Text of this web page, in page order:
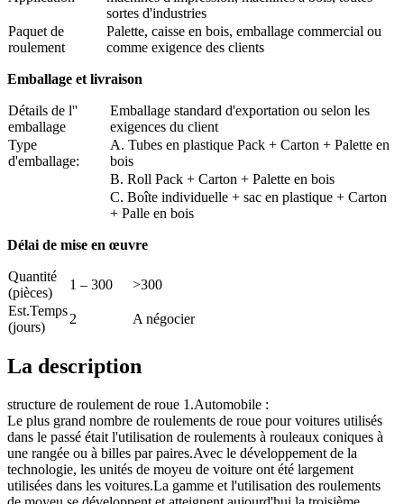
sortes d'industries
Paquet de
roulement
Palette, caisse en bois, emballage commercial ou
comme exigence des clients
Emballage et livraison
Détails de l''
emballage
Emballage standard d'exportation ou selon les
exigences du client
Type
d'emballage:
A. Tubes en plastique Pack + Carton + Palette en
bois
B. Roll Pack + Carton + Palette en bois
C. Boîte individuelle + sac en plastique + Carton
+ Palle en bois
Délai de mise en œuvre
Quantité
(pièces)
1 – 300
>300
Est.Temps
(jours)
2 A négocier
La description
structure de roulement de roue 1.Automobile :
Le plus grand nombre de roulements de roue pour voitures utilisés
dans le passé était l'utilisation de roulements à rouleaux coniques à
une rangée ou à billes par paires.Avec le développement de la
technologie, les unités de moyeu de voiture ont été largement
utilisées dans les voitures.La gamme et l'utilisation des roulements